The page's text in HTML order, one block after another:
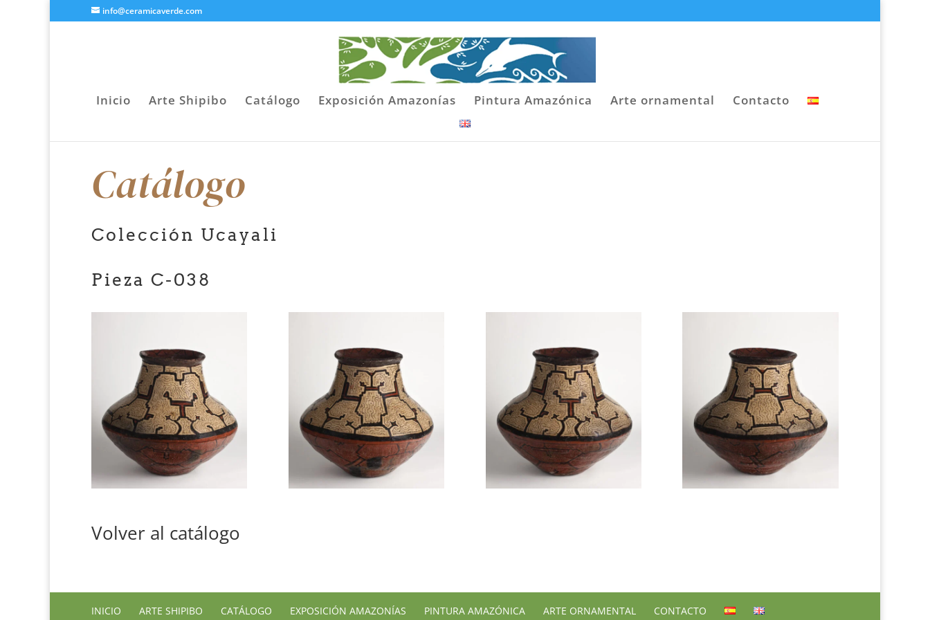
info@ceramicaverde.com
Inicio Arte Shipibo Catálogo Exposición Amazonías Pintura Amazónica Arte ornamental Contacto
Catálogo
Colección Ucayali
Pieza C-038
Volver al catálogo
INICIO ARTE SHIPIBO CATÁLOGO EXPOSICIÓN AMAZONÍAS PINTURA AMAZÓNICA ARTE ORNAMENTAL CONTACTO